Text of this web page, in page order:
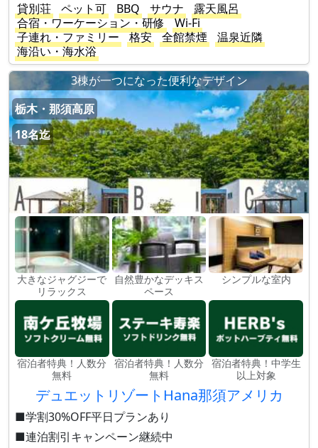
貸別荘
ペット可 BBQ サウナ
露天風呂
合宿・ワーケーション・研修
Wi-Fi
子連れ・ファミリー
格安 全館禁煙
温泉近隣
海沿い・海水浴
3棟が一つになった便利なデザイン
栃木・那須高原
18名迄
大きなジャグジーで
リラックス
自然豊かなデッキス
ペース
シンプルな室内
宿泊者特典！人数分
無料
宿泊者特典！人数分
無料
宿泊者特典！中学生
以上対象
デュエットリゾートHana那須アメリカ
■学割30%OFF平日プランあり
■連泊割引キャンペーン継続中